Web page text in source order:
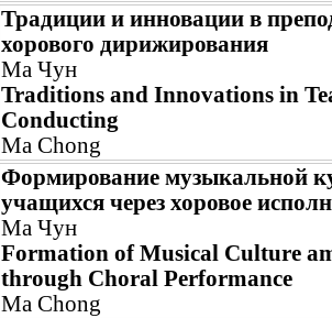
Традиции и инновации в
хорового дирижирования
Ма Чун
Traditions and Innovations in
Conducting
Ma Chong
Формирование музыкальной
учащихся через хоровое
Ма Чун
Formation of Musical Culture
through Choral Performance
Ma Chong